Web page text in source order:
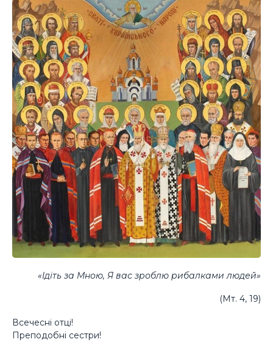
«Ідіть за Мною, Я вас зроблю рибалками людей»
(Мт. 4, 19)
Всечесні отці!
Преподобні сестри!